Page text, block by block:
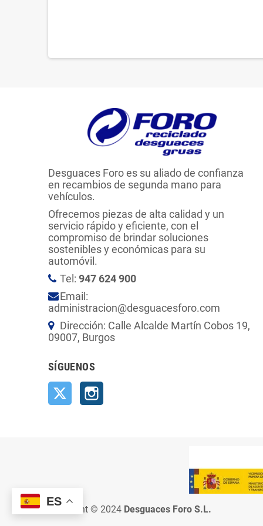
ES
Desguaces Foro es su aliado de confianza
en recambios de segunda mano para
vehículos.
Ofrecemos piezas de alta calidad y un
servicio rápido y eficiente, con el
compromiso de brindar soluciones
sostenibles y económicas para su
automóvil.
Tel: 947 624 900
Email:
administracion@desguacesforo.com
Dirección: Calle Alcalde Martín Cobos 19,
09007, Burgos
SÍGUENOS
Twitter
Copyright © 2024 Desguaces Foro S.L.